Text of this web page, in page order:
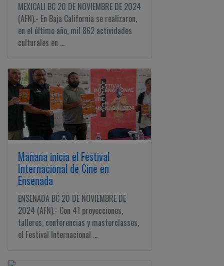
MEXICALI BC 20 DE NOVIEMBRE DE 2024
(AFN).- En Baja California se realizaron,
en el último año, mil 862 actividades
culturales en ...
Mañana inicia el Festival
Internacional de Cine en
Ensenada
ENSENADA BC 20 DE NOVIEMBRE DE
2024 (AFN).- Con 41 proyecciones,
talleres, conferencias y masterclasses,
el Festival Internacional ...